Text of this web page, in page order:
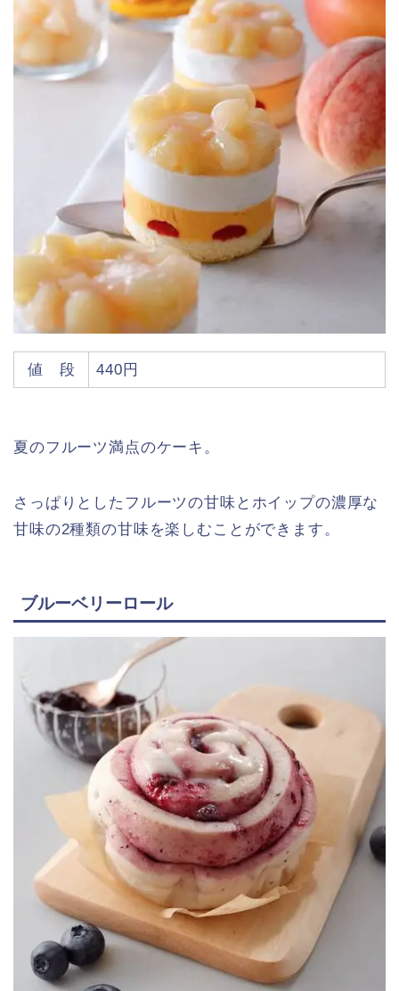
値 段 440円
夏のフルーツ満点のケーキ。
さっぱりとしたフルーツの甘味とホイップの濃厚な
甘味の2種類の甘味を楽しむことができます。
ブルーベリーロール